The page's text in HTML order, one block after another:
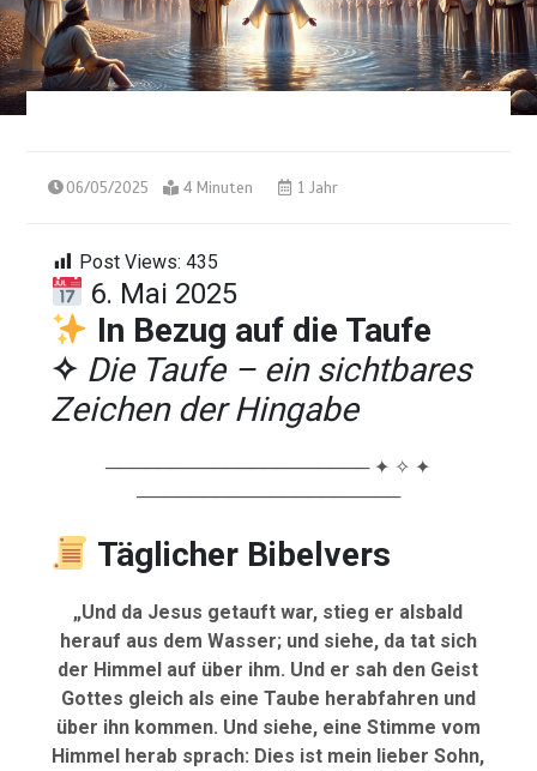
06/05/2025 4 Minuten 1 Jahr
Post Views: 435
6. Mai 2025
In Bezug auf die Taufe
✧ Die Taufe – ein sichtbares
Zeichen der Hingabe
──────────────────── ✦ ✧ ✦
────────────────────
Täglicher Bibelvers
„Und da Jesus getauft war, stieg er alsbald
herauf aus dem Wasser; und siehe, da tat sich
der Himmel auf über ihm. Und er sah den Geist
Gottes gleich als eine Taube herabfahren und
über ihn kommen. Und siehe, eine Stimme vom
Himmel herab sprach: Dies ist mein lieber Sohn,